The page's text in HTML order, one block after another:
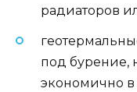
радиаторов
под бурение,
экономично в